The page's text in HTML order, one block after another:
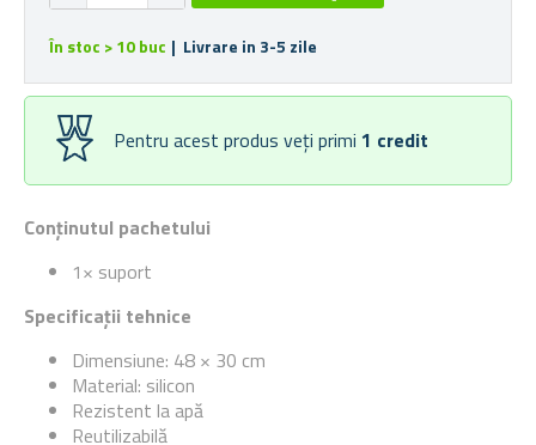
Conținutul pachetului
1× suport
Specificații tehnice
Dimensiune: 48 × 30 cm
Material: silicon
Rezistent la apă
Reutilizabilă
În stoc > 10 buc | Livrare in 3-5 zile
Pentru acest produs veți primi 1 credit